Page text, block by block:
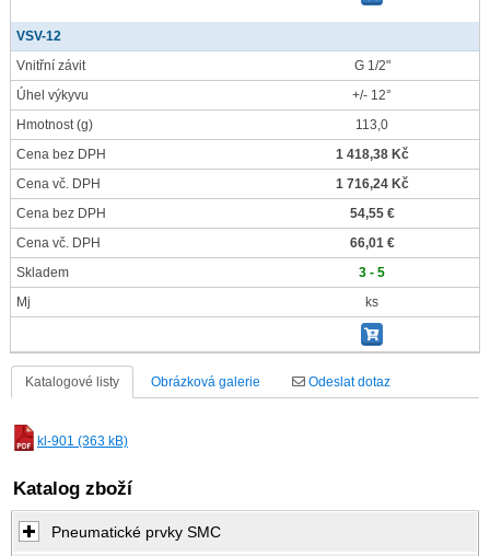
VSV-12
Vnitřní závit
G 1/2"
Úhel výkyvu
+/- 12°
Hmotnost(g)
113,0
Cena bez DPH
1 418,38 Kč
Cena vč. DPH
1 716,24 Kč
Cena bez DPH
54,55 €
Cena vč. DPH
66,01 €
Skladem
3 - 5
Mj
ks
Katalogové listy Obrázková galerie Odeslat dotaz
kl-901 (363 kB)
Katalog zboží
Pneumatické prvky SMC